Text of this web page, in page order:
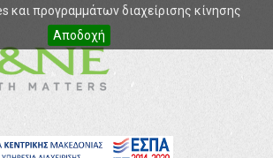
και προγραμμάτων διαχείρισης κίνησης
Αποδοχή